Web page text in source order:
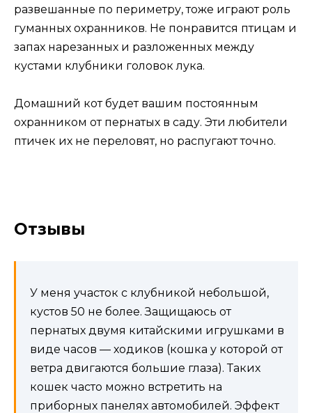
развешанные по периметру, тоже играют роль
гуманных охранников. Не понравится птицам и
запах нарезанных и разложенных между
кустами клубники головок лука.
Домашний кот будет вашим постоянным
охранником от пернатых в саду. Эти любители
птичек их не переловят, но распугают точно.
Отзывы
У меня участок с клубникой небольшой,
кустов 50 не более. Защищаюсь от
пернатых двумя китайскими игрушками в
виде часов — ходиков (кошка у которой от
ветра двигаются большие глаза). Таких
кошек часто можно встретить на
приборных панелях автомобилей. Эффект